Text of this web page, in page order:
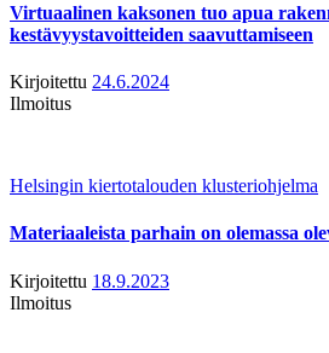
Virtuaalinen kaksonen tuo apua
kestävyystavoitteiden saavuttamiseen
Kirjoitettu 24.6.2024
Ilmoitus
Helsingin kiertotalouden klusteriohjelma
Materiaaleista parhain on olemassa
Kirjoitettu 18.9.2023
Ilmoitus